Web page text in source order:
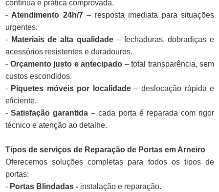
contínua e prática comprovada.
- Atendimento 24h/7– resposta imediata para situações
urgentes.
- Materiais de alta qualidade– fechaduras, dobradiças e
acessórios resistentes e duradouros.
- Orçamento justo e antecipado – total transparência, sem
custos escondidos.
- Piquetes móveis por localidade– deslocação rápida e
eficiente.
-Satisfação garantida – cada porta é reparada com rigor
técnico e atenção ao detalhe.
Tipos de serviços de Reparação de Portas em Arneiro
Oferecemos soluções completas para todos os tipos de
portas:
- Portas Blindadas - instalação e reparação.